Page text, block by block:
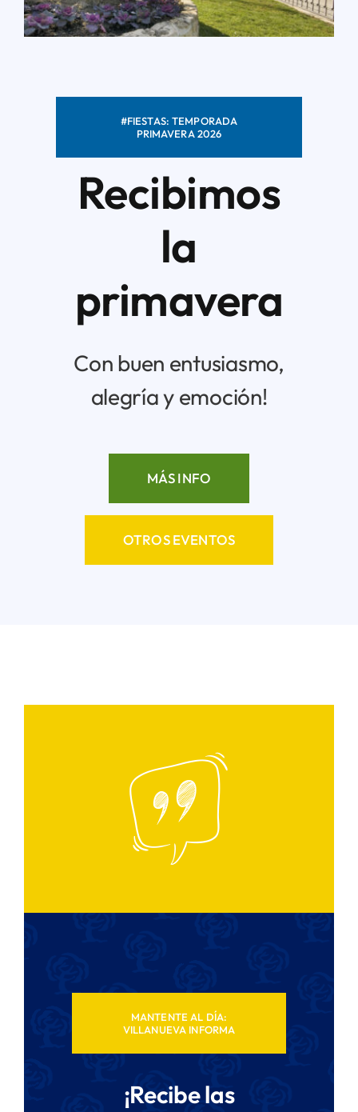
Sede Electrónica
Contacto
#FIESTAS: TEMPORADA
PRIMAVERA 2026
Recibimos
la
primavera
Con buen entusiasmo,
alegría y emoción!
MÁS INFO
OTROS EVENTOS
MANTENTE AL DÍA:
VILLANUEVA INFORMA
¡Recibe las